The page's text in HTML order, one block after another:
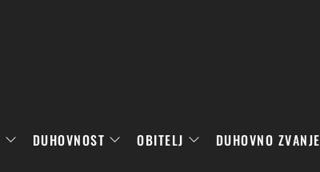
DUHOVNOST OBITELJ DUHOVNO ZVANJE